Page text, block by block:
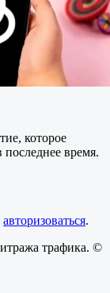
которое
время.
авторизоваться.
трафика. ©